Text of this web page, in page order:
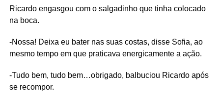
Ricardo engasgou com o salgadinho que tinha colocado
na boca.
-Nossa! Deixa eu bater nas suas costas, disse Sofia, ao
mesmo tempo em que praticava energicamente a ação.
-Tudo bem, tudo bem…obrigado, balbuciou Ricardo após
se recompor.